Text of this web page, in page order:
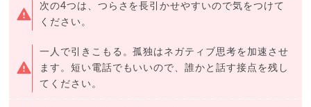
次の4つは、つらさを長引かせやすいので気をつけて
ください。
一人で引きこもる。孤独はネガティブ思考を加速させ
ます。短い電話でもいいので、誰かと話す接点を残し
てください。